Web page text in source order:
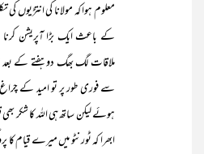
معلوم ہوا کہ مولانا کی انتڑیوں
کے باعث ایک بڑا آپریشن
ملاقات لگ بھگ دو ہفتے کے
سے فوری طور پر تو امید کے
ہوئے لیکن ساتھ ہی اللہ کا شکر
ابھرا کہ ٹورنٹو میں میرے قیام